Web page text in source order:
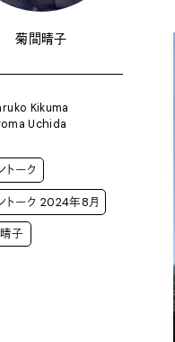
菊間晴子
Kikuma
Uchida
トーク
トーク 2024年8月
子